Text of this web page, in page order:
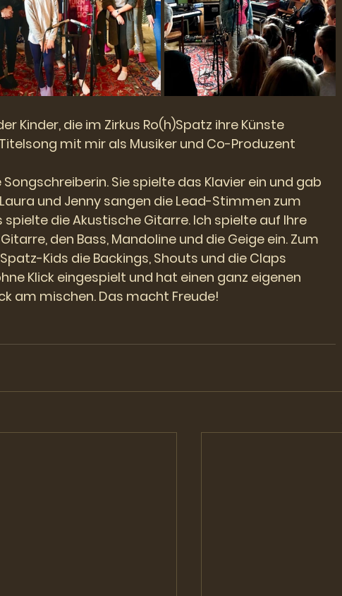
Kinder, die im Zirkus Ro(h)Spatz ihre Künste
mit mir als Musiker und Co-Produzent
Sie spielte das Klavier ein und gab
und Jenny sangen die Lead-Stimmen zum
spielte die Akustische Gitarre. Ich spielte auf Ihre
den Bass, Mandoline und die Geige ein. Zum
Kids die Backings, Shouts und die Claps
Klick eingespielt und hat einen ganz eigenen
am mischen. Das macht Freude!